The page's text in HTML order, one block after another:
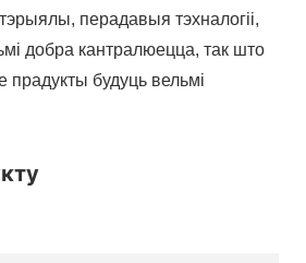
перадавыя тэхналогіі,
добра кантралюецца, так што
будуць вельмі